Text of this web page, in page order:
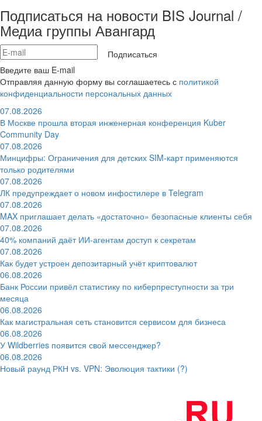
Подписаться на новости BIS Journal /
Медиа группы Авангард
Подписаться
Введите ваш E-mail
Отправляя данную форму вы соглашаетесь с политикой
конфиденциальности персональных данных
07.08.2026
В Москве прошла вторая инженерная конференция Kuber
Community Day
07.08.2026
Минцифры: Ограничения для детских SIM-карт применяются
только родителями
07.08.2026
ЛК предупреждает о новом инфостилере в Telegram
07.08.2026
MAX приглашает делать «достаточно» безопасные клиенты себя
07.08.2026
40% компаний даёт ИИ‑агентам доступ к секретам
07.08.2026
Как будет устроен депозитарный учёт криптовалют
06.08.2026
Банк России привёл статистику по киберпреступности за три
месяца
06.08.2026
Как магистральная сеть становится сервисом для бизнеса
06.08.2026
У Wildberries появится свой мессенджер?
06.08.2026
Новый раунд РКН vs. VPN: Эволюция тактики (?)